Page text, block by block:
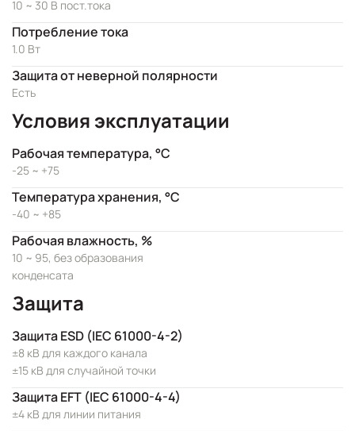
10 ~ 30 В пост.тока
Потребление тока
1.0 Вт
Защита от неверной полярности
Есть
Условия эксплуатации
Рабочая температура, °C
-25 ~ +75
Температура хранения, °C
-40 ~ +85
Рабочая влажность, %
10 ~ 95, без образования
конденсата
Защита
Защита ESD (IEC 61000-4-2)
±8 кВ для каждого канала
±15 кВ для случайной точки
Защита EFT (IEC 61000-4-4)
±4 кВ для линии питания